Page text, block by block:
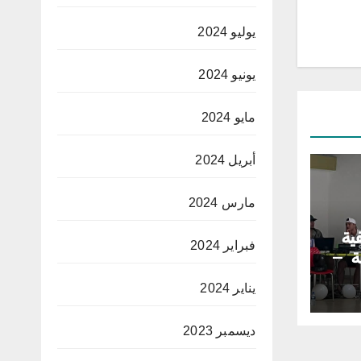
–
يوليو 2024
يونيو 2024
مايو 2024
أبريل 2024
مارس 2024
فبراير 2024
يناير 2024
ديسمبر 2023